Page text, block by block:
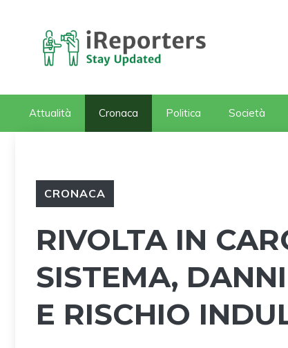
contenuto
Attualità Cronaca Politica Società
CRONACA
RIVOLTA IN
SISTEMA,
E RISCHIO